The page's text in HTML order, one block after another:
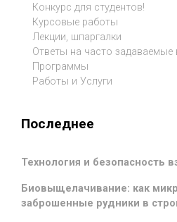
Конкурс для студентов!
Курсовые работы
Лекции, шпаргалки
Ответы на часто
Программы
Работы и Услуги
Последнее
Технология и безопасность
Биовыщелачивание: как
заброшенные рудники в